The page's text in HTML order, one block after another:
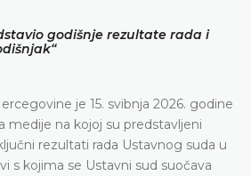
godišnje rezultate rada i
je 15. svibnja 2026. godine
medije na kojoj su predstavljeni
rezultati rada Ustavnog suda u
s kojima se Ustavni sud suočava